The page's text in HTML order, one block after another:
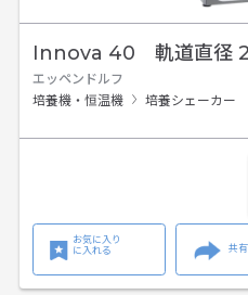
Innova 40 軌道直径
エッペンドルフ
培養機・恒温機
培養シェーカー
お気に入り
に入れる
共